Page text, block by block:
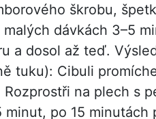
škrobu,
malých dávkách 3–5
a dosol až teď.
tuku): Cibuli
na plech s
po 15